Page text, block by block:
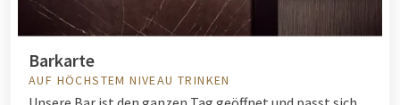
Barkarte
AUF HÖCHSTEM NIVEAU TRINKEN